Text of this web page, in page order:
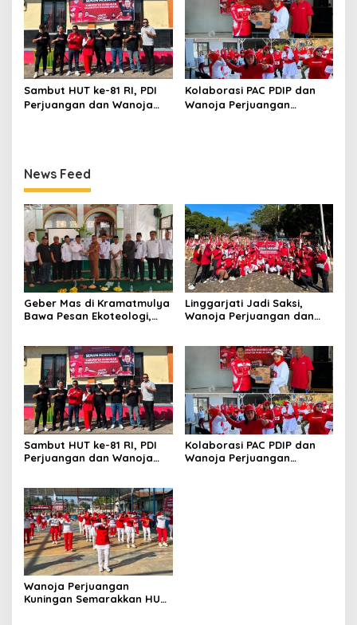
Sambut HUT ke-81 RI, PDI
Perjuangan dan Wanoja
Kolaborasi PAC PDIP dan
Wanoja Perjuangan
News Feed
Geber Mas di Kramatmulya
Bawa Pesan Ekoteologi,
Linggarjati Jadi Saksi,
Wanoja Perjuangan dan
Sambut HUT ke-81 RI, PDI
Perjuangan dan Wanoja
Karang Taruna
Kolaborasi PAC PDIP dan
Wanoja Perjuangan
Wanoja Perjuangan
Kuningan Semarakkan HUT